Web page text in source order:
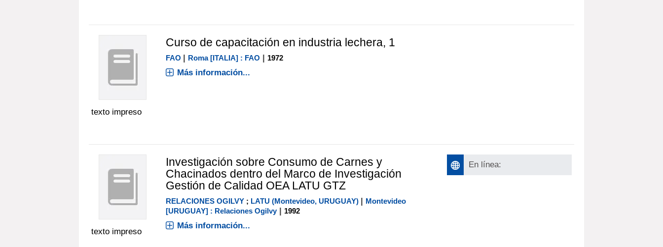
texto impreso
Curso de capacitación en industria lechera, 1
FAO | Roma [ITALIA] : FAO | 1972
Más información...
texto impreso
Investigación sobre Consumo de Carnes y
Chacinados dentro del Marco de Investigación
Gestión de Calidad OEA LATU GTZ
RELACIONES OGILVY; LATU (Montevideo, URUGUAY) | Montevideo
[URUGUAY] : Relaciones Ogilvy| 1992
Más información...
En línea: